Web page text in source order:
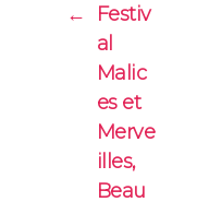
←
Festiv
al
Malic
es et
Merve
illes,
Beau